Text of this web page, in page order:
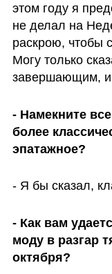
этом году я
не делал на
раскрою, чтобы
Могу только
завершающим, и
- Намекните
более
эпатажное?
- Я бы сказал,
- Как вам
моду в разгар
октября?